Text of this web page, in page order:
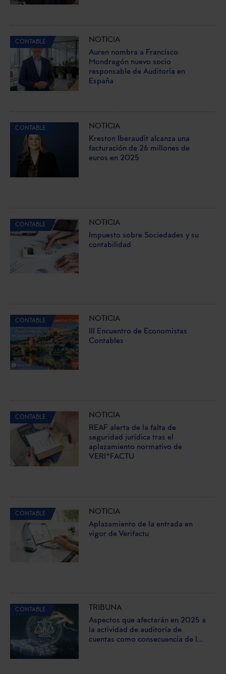
CONTABLE
NOTICIA
Auren nombra a Francisco
Mondragón nuevo socio
responsable de Auditoría en
España
CONTABLE
NOTICIA
Kreston Iberaudit alcanza una
facturación de 26 millones de
euros en 2025
CONTABLE
NOTICIA
Impuesto sobre Sociedades y su
contabilidad
CONTABLE
NOTICIA
III Encuentro de Economistas
Contables
CONTABLE
NOTICIA
REAF alerta de la falta de
seguridad jurídica tras el
aplazamiento normativo de
VERI*FACTU
CONTABLE
NOTICIA
Aplazamiento de la entrada en
vigor de Verifactu
CONTABLE
TRIBUNA
Aspectos que afectarán en 2025 a
la actividad de auditoría de
cuentas como consecuencia de l...